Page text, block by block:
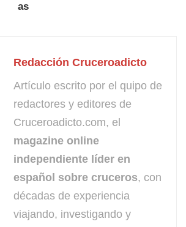
Redacción Cruceroadicto
Artículo escrito por el quipo de
redactores y editores de
Cruceroadicto.com, el
magazine online
independiente líder en
español sobre cruceros, con
décadas de experiencia
viajando, investigando y